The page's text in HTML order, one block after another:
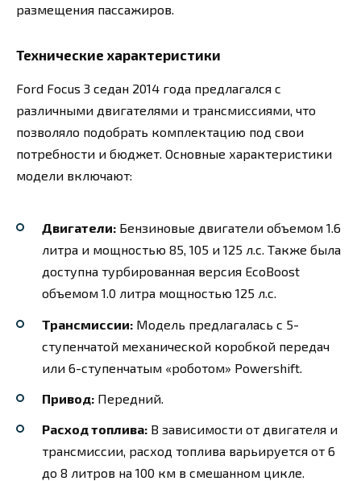
размещения пассажиров.
Технические характеристики
Ford Focus 3 седан 2014 года предлагался с
различными двигателями и трансмиссиями, что
позволяло подобрать комплектацию под свои
потребности и бюджет. Основные характеристики
модели включают:
Двигатели: Бензиновые двигатели объемом 1.6
литра и мощностью 85, 105 и 125 л.с. Также была
доступна турбированная версия EcoBoost
объемом 1.0 литра мощностью 125 л.с.
Трансмиссии: Модель предлагалась с 5-
ступенчатой механической коробкой передач
или 6-ступенчатым «роботом» Powershift.
Привод: Передний.
Расход топлива: В зависимости от двигателя и
трансмиссии, расход топлива варьируется от 6
до 8 литров на 100 км в смешанном цикле.